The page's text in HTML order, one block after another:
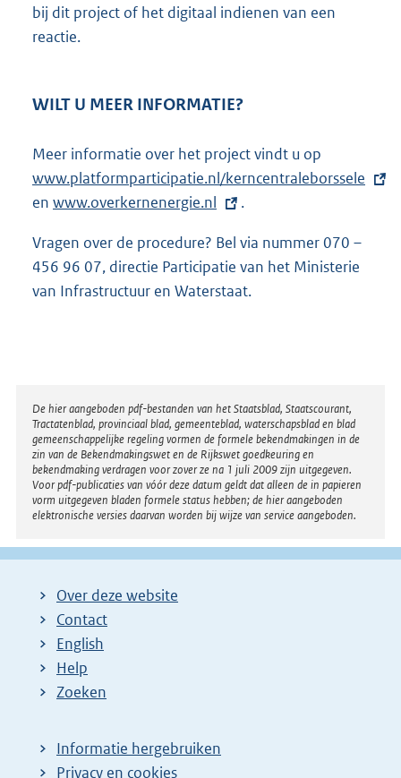
bij dit project of het digitaal indienen van een
reactie.
WILT U MEER INFORMATIE?
Meer informatie over het project vindt u op
x
r
n
:
www.platformparticipatie.nl/kerncentraleborssele
en E
t
e
r
n
k
:
www.overkernenergie.nl .
Vragen over de procedure? Bel via nummer 070 –
456 96 07, directie Participatie van het Ministerie
van Infrastructuur en Waterstaat.
Disclaimer
De hier aangeboden pdf-bestanden van het Staatsblad, Staatscourant,
Tractatenblad, provinciaal blad, gemeenteblad, waterschapsblad en blad
gemeenschappelijke regeling vormen de formele bekendmakingen in de
zin van de Bekendmakingswet en de Rijkswet goedkeuring en
bekendmaking verdragen voor zover ze na 1 juli 2009 zijn uitgegeven.
Voor pdf-publicaties van vóór deze datum geldt dat alleen de in papieren
vorm uitgegeven bladen formele status hebben; de hier aangeboden
elektronische versies daarvan worden bij wijze van service aangeboden.
Over deze website
Contact
English
Help
Zoeken
Informatie hergebruiken
Privacy en cookies